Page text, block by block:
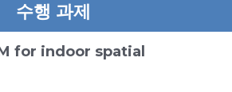
수행 과제
for indoor spatial